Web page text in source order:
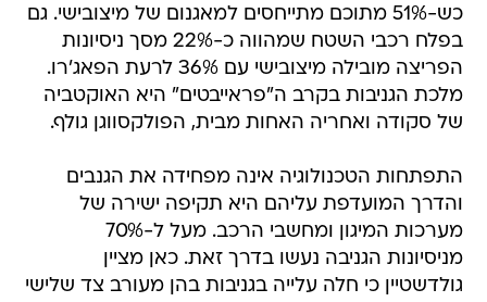
כש-51% מתוכם מתייחסים למאגנום של מיצובישי. גם
בפלח רכבי השטח שמהווה כ-22% מסך ניסיונות
הפריצה מובילה מיצובישי עם 36% לרעת הפאג'רו.
מלכת הגניבות בקרב ה"פראייבטים" היא האוקטביה
של סקודה ואחריה האחות מבית, הפולקסווגן גולף.
התפתחות הטכנולוגיה אינה מפחידה את הגנבים
והדרך המועדפת עליהם היא תקיפה ישירה של
מערכות המיגון ומחשבי הרכב. מעל ל-70%
מניסיונות הגניבה נעשו בדרך זאת. כאן מציין
גולדשטיין כי חלה עלייה בגניבות בהן מעורב צד שלישי